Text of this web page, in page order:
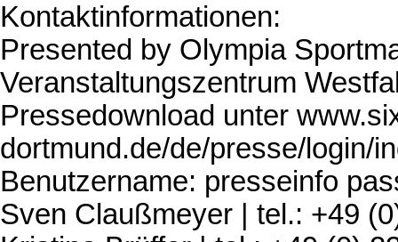
Kontaktinformationen:
Presented by Olympia
Veranstaltungszentrum
Pressedownload unter
dortmund.de/de/presse/login/
Benutzername: presseinfo
Sven Claußmeyer | tel.: +49